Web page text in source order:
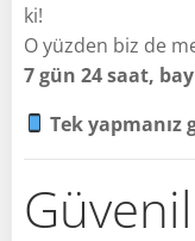
ki!
O yüzden biz de
7 gün 24 saat,
Tek yapmanız